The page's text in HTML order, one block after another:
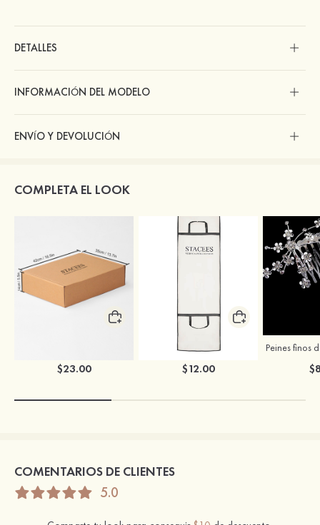
DETALLES
INFORMACIÓN DEL MODELO
ENVÍO Y DEVOLUCIÓN
COMPLETA EL LOOK
$23.00 $12.00
COMENTARIOS DE CLIENTES
5.0